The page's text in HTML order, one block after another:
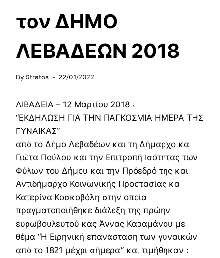
τον ΔΗΜΟ
ΛΕΒΑΔΕΩΝ 2018
By Stratos 22/01/2022
ΛΙΒΑΔΕΙΑ – 12 Μαρτίου 2018 :
“ΕΚΔΗΛΩΣΗ ΓΙΑ ΤΗΝ ΠΑΓΚΟΣΜΙΑ ΗΜΕΡΑ ΤΗΣ
ΓΥΝΑΙΚΑΣ”
από το Δήμο Λεβαδέων και τη Δήμαρχο κα
Γιώτα Πούλου και την Επιτροπή Ισότητας των
Φύλων του Δήμου και την Πρόεδρό της και
Αντιδήμαρχο Κοινωνικής Προστασίας κα
Κατερίνα Κοσκοβόλη στην οποία
πραγματοποιήθηκε διάλεξη της πρώην
ευρωβουλευτού κας Άννας Καραμάνου με
θέμα “Η Ειρηνική επανάσταση των γυναικών
από το 1821 μέχρι σήμερα” και τιμήθηκαν :